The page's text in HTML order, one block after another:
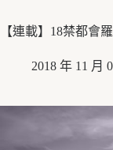
【連載】18禁都會
2018 年 11 月